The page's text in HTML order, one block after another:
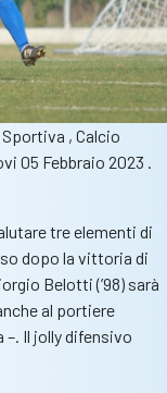
, Calcio
05 Febbraio 2023 .
tre elementi di
dopo la vittoria di
Belotti (’98) sarà
al portiere
–. Il jolly difensivo